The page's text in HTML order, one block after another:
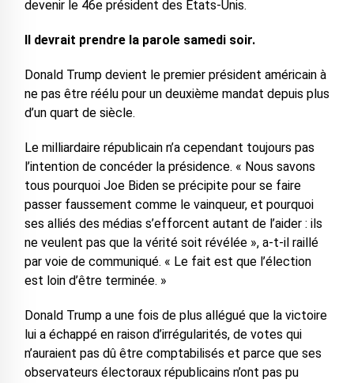
devenir le 46e président des États-Unis.
Il devrait prendre la parole samedi soir.
Donald Trump devient le premier président américain à
ne pas être réélu pour un deuxième mandat depuis plus
d’un quart de siècle.
Le milliardaire républicain n’a cependant toujours pas
l’intention de concéder la présidence. « Nous savons
tous pourquoi Joe Biden se précipite pour se faire
passer faussement comme le vainqueur, et pourquoi
ses alliés des médias s’efforcent autant de l’aider : ils
ne veulent pas que la vérité soit révélée », a-t-il raillé
par voie de communiqué. « Le fait est que l’élection
est loin d’être terminée. »
Donald Trump a une fois de plus allégué que la victoire
lui a échappé en raison d’irrégularités, de votes qui
n’auraient pas dû être comptabilisés et parce que ses
observateurs électoraux républicains n’ont pas pu